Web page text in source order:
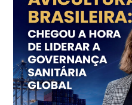
Grande São Paulo (SP)
R$ 153,38
cx
Ovo Vermelho - Regional
Vermelho
R$ 156,33
cx